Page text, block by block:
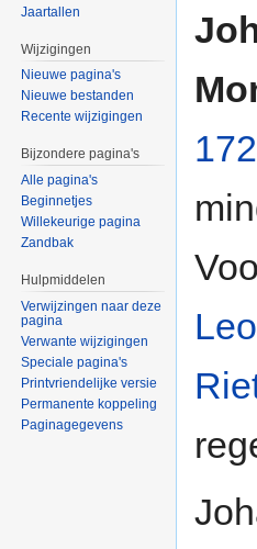
Jaartallen
Wijzigingen
Nieuwe pagina's
Nieuwe bestanden
Recente wijzigingen
Bijzondere pagina's
Alle pagina's
Beginnetjes
Willekeurige pagina
Zandbak
Hulpmiddelen
Verwijzingen naar deze
pagina
Verwante wijzigingen
Speciale pagina's
Printvriendelijke versie
Permanente koppeling
Paginagegevens